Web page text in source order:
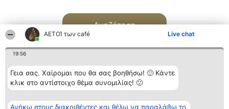
ΑΕΤΟΊ των café Live chat
19:56
Γεια σας. Χαίρομαι που θα σας βοηθήσω! 🙂 Κάντε
κλικ στο αντίστοιχο θέμα συνομιλίας! 🙂
Ανήκω στους διακριθέντες και θέλω να παραλάβω το
Αναζήτηση
Διοργανωτής της
κατάταξης
Κατάταξη
Διακριθέντες
Επικοινωνία
Επικοινωνία